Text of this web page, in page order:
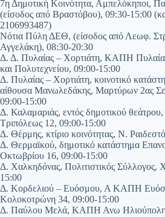
7η Δημοτική Κοινότητα, Αμπελόκηποι,
(είσοδος από Βραστόβου), 09:30-15:00
2106993487)
Νότια Πύλη ΔΕΘ, (είσοδος από Λεωφ.
Αγγελάκη), 08:30-20:30
Δ. Δ. Πυλαίας – Χορτιάτη, ΚΑΠΗ
και Πολυτεχνείου, 09:00-15:00
Δ. Πυλαίας – Χορτιάτη, κοινοτικό
αίθουσα Μανωλεδάκης, Μαρτύρων 2ας
09:00-15:00
Δ. Καλαμαριάς, εντός δημοτικού
Τριπόλεως 12, 09:00-15:00
Δ. Θέρμης, κτίριο κοινότητας, Ν.
Δ. Θερμαϊκού, δημοτικό κατάστημα
Οκτωβρίου 16, 09:00-15:00
Δ. Χαλκηδόνας, Πολιτιστικός Σύλλογος,
15:00
Δ. Κορδελιού – Ευόσμου, Α ΚΑΠΗ
Κολοκοτρώνη 34, 09:00-15:00
Δ. Παύλου Μελά, ΚΑΠΗ Ανω